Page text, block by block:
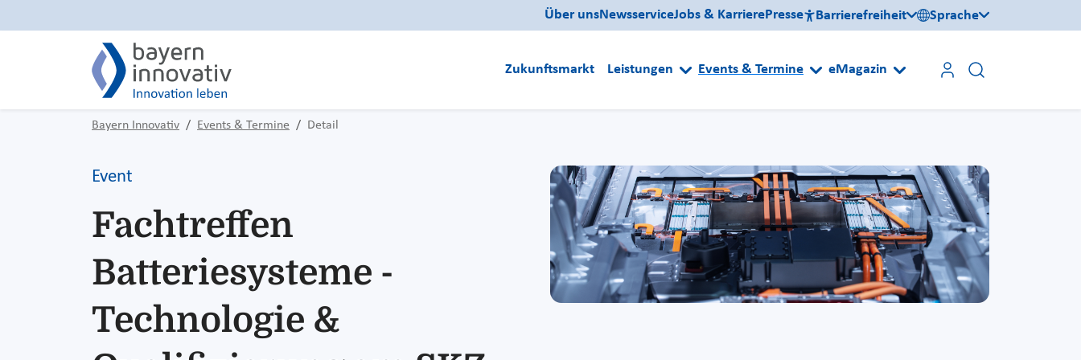
Über unsNewsserviceJobs & KarrierePresse Barrierefreiheit Sprache
Zukunftsmarkt Leistungen Events & Termine eMagazin
Bayern Innovativ Events & Termine Detail
Event
Fachtreffen
Batteriesysteme -
Technologie &